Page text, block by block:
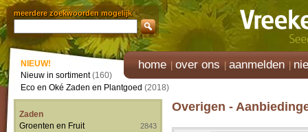
meerdere zoekwoorden mogelijk
home over ons aanmelden
NIEUW!
Nieuw in sortiment(160)
Eco en Oké Zaden en Plantgoed (2018)
Zaden
Groenten en Fruit
2843
Overigen -